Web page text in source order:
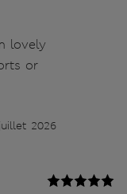
lovely
or
2026